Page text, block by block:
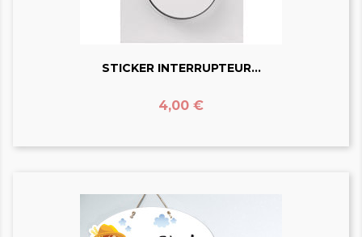
STICKER INTERRUPTEUR...
Prix
4,00 €